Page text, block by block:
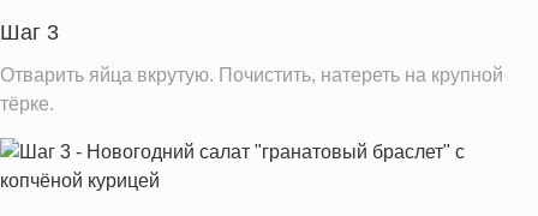
Шаг 3
Отварить яйца вкрутую. Почистить, натереть на крупной
тёрке.